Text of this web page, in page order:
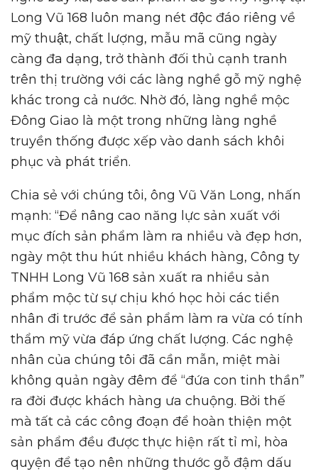
Long Vũ 168 luôn mang nét độc đáo riêng về
mỹ thuật, chất lượng, mẫu mã cũng ngày
càng đa dạng, trở thành đối thủ cạnh tranh
trên thị trường với các làng nghề gỗ mỹ nghệ
khác trong cả nước. Nhờ đó, làng nghề mộc
Đông Giao là một trong những làng nghề
truyền thống được xếp vào danh sách khôi
phục và phát triển.
Chia sẻ với chúng tôi, ông Vũ Văn Long, nhấn
mạnh: “Để nâng cao năng lực sản xuất với
mục đích sản phẩm làm ra nhiều và đẹp hơn,
ngày một thu hút nhiều khách hàng, Công ty
TNHH Long Vũ 168 sản xuất ra nhiều sản
phẩm mộc từ sự chịu khó học hỏi các tiền
nhân đi trước để sản phẩm làm ra vừa có tính
thẩm mỹ vừa đáp ứng chất lượng. Các nghệ
nhân của chúng tôi đã cần mẫn, miệt mài
không quản ngày đêm để “đứa con tinh thần”
ra đời được khách hàng ưa chuộng. Bởi thế
mà tất cả các công đoạn để hoàn thiện một
sản phẩm đều được thực hiện rất tỉ mỉ, hòa
quyện để tạo nên những thước gỗ đậm dấu